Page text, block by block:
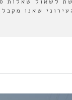
לשאול שאלות
שאנו